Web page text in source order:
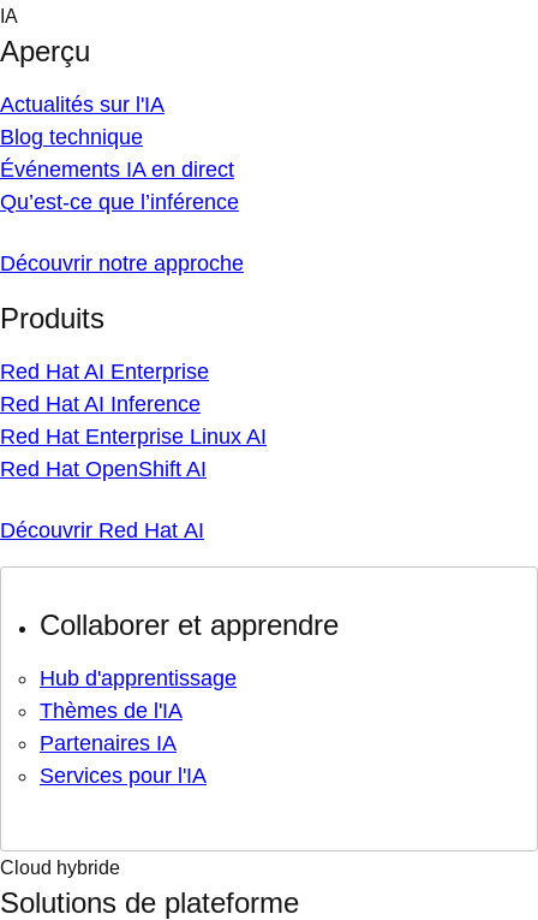
Skip
content
IA
Aperçu
Actualités sur l'IA
Blog technique
Événements IA en direct
Qu’est-ce que l’inférence
Découvrir notre approche
Produits
Red Hat AI Enterprise
Red Hat AI Inference
Red Hat Enterprise Linux AI
Red Hat OpenShift AI
Découvrir Red Hat AI
Collaborer et apprendre
Hub d'apprentissage
Thèmes de l'IA
Partenaires IA
Services pour l'IA
Cloud hybride
Solutions de plateforme